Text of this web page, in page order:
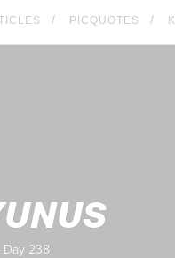
PICQUOTES
Day 238